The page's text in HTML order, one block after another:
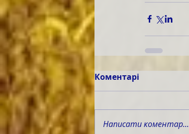
Коментарі
Написати коментар...